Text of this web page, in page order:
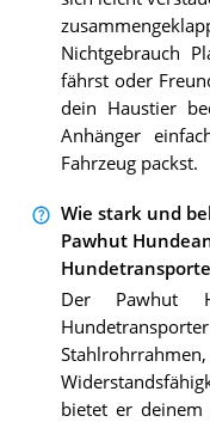
Nichtgebrauch
fährst oder
dein Haustier
Anhänger
Fahrzeug packst.
Wie stark und
Pawhut
Der Pawhut
bietet er deinem